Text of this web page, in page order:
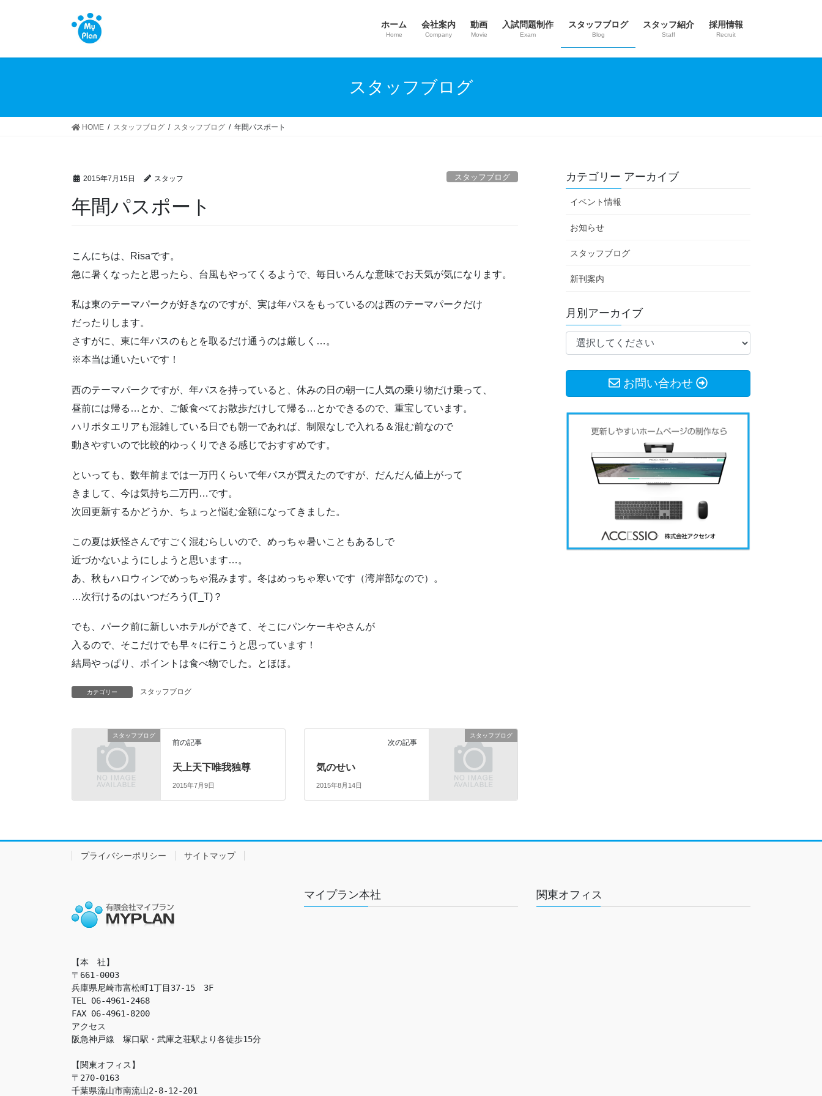
ホーム
Home
会社案内
Company
動画
Movie
入試問題制作
Exam
スタッフブログ
Blog
スタッフ紹介
Staff
採用情報
Recruit
スタッフブログ
HOME スタッフブログ スタッフブログ 年間パスポート
2015年7月15日 スタッフ スタッフブログ
年間パスポート
こんにちは、Risaです。
急に暑くなったと思ったら、台風もやってくるようで、毎日いろんな意味でお天気が気になります。
私は東のテーマパークが好きなのですが、実は年パスをもっているのは西のテーマパークだけ
だったりします。
さすがに、東に年パスのもとを取るだけ通うのは厳しく…。
※本当は通いたいです！
西のテーマパークですが、年パスを持っていると、休みの日の朝一に人気の乗り物だけ乗って、
昼前には帰る…とか、ご飯食べてお散歩だけして帰る…とかできるので、重宝しています。
ハリポタエリアも混雑している日でも朝一であれば、制限なしで入れる＆混む前なので
動きやすいので比較的ゆっくりできる感じでおすすめです。
といっても、数年前までは一万円くらいで年パスが買えたのですが、だんだん値上がって
きまして、今は気持ち二万円…です。
次回更新するかどうか、ちょっと悩む金額になってきました。
この夏は妖怪さんですごく混むらしいので、めっちゃ暑いこともあるしで
近づかないようにしようと思います…。
あ、秋もハロウィンでめっちゃ混みます。冬はめっちゃ寒いです（湾岸部なので）。
…次行けるのはいつだろう(T_T)？
でも、パーク前に新しいホテルができて、そこにパンケーキやさんが
入るので、そこだけでも早々に行こうと思っています！
結局やっぱり、ポイントは食べ物でした。とほほ。
カテゴリー スタッフブログ
スタッフブログ
前の記事
天上天下唯我独尊
2015年7月9日
スタッフブログ
次の記事
気のせい
2015年8月14日
カテゴリー アーカイブ
イベント情報
お知らせ
スタッフブログ
新刊案内
月別アーカイブ
お問い合わせ
プライバシーポリシー サイトマップ
【本　社】
〒661-0003
兵庫県尼崎市富松町1丁目37-15　3F
TEL 06-4961-2468
FAX 06-4961-8200
アクセス
阪急神戸線　塚口駅・武庫之荘駅より各徒歩15分
【関東オフィス】
〒270-0163
千葉県流山市南流山2-8-12-201
マイプラン本社 関東オフィス